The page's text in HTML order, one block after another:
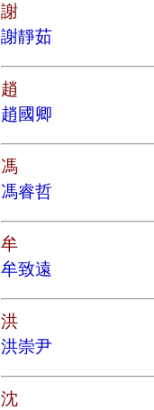
謝
謝靜茹
趙
趙國卿
馮
馮睿哲
牟
牟致遠
洪
洪崇尹
沈